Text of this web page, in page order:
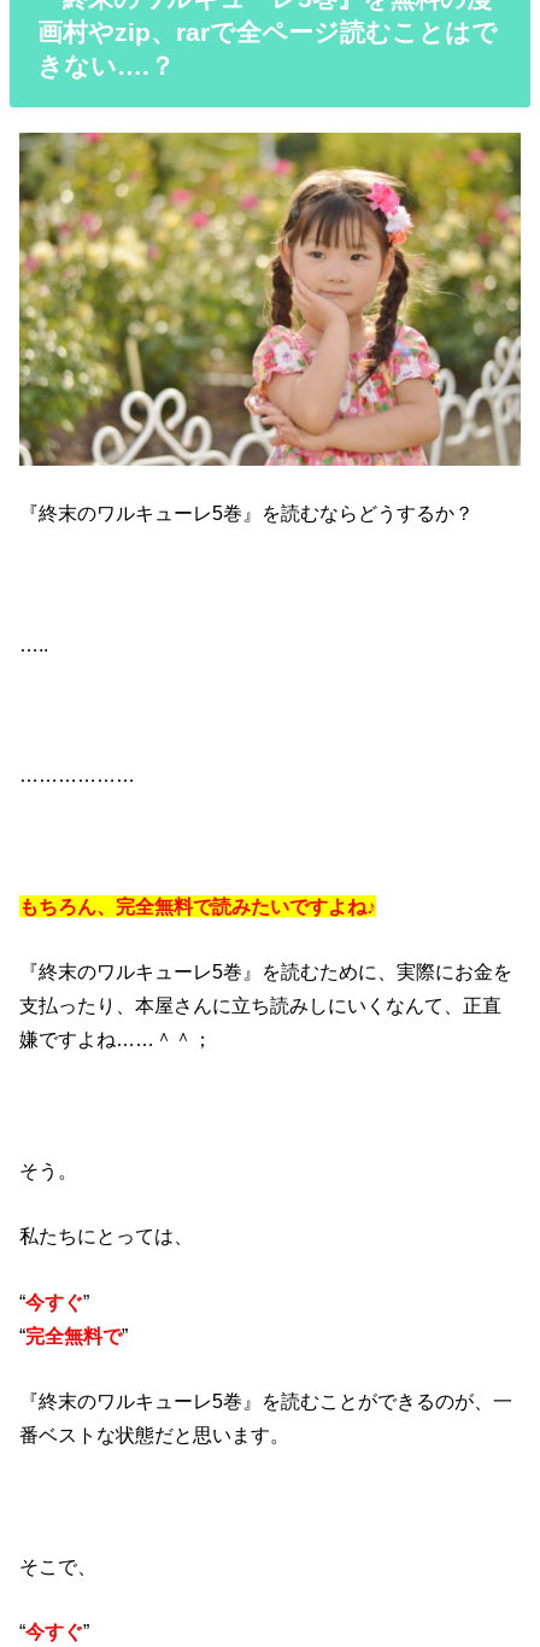
画村やzip、rarで全ページ読むことはで
きない….？
『終末のワルキューレ5巻』を読むならどうするか？
………………
もちろん、完全無料で読みたいですよね♪
『終末のワルキューレ5巻』を読むために、実際にお金を
支払ったり、本屋さんに立ち読みしにいくなんて、正直
嫌ですよね……＾＾；
そう。
私たちにとっては、
“今すぐ”
“完全無料で”
『終末のワルキューレ5巻』を読むことができるのが、一
番ベストな状態だと思います。
そこで、
“今すぐ”